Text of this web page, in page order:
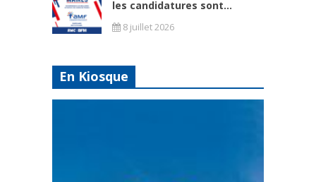
les candidatures sont...
8 juillet 2026
En Kiosque